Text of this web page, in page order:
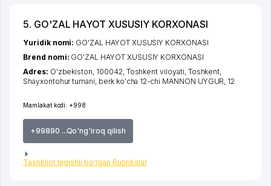
5. GO'ZAL HAYOT XUSUSIY KORXONASI
Mamlakat kodi: +998
+99890 ...Qo'ng'iroq qilish
Tashkilot tegishli bo'lgan Rubrikalar
Yuridik nomi: GO'ZAL HAYOT XUSUSIY KORXONASI
Brend nomi: GO'ZAL HAYOT XUSUSIY KORXONASI
Adres: O'zbekiston, 100042, Toshkent viloyati Toshkent
Shayxontohur tumani berk ko'cha 12-chi MANNON UYGUR , 12